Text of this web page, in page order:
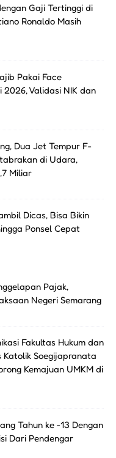
Gaji Tertinggi di
Ronaldo Masih
Pakai Face
2026, Validasi NIK dan
Dua Jet Tempur F-
di Udara,
Miliar
Dicas, Bisa Bikin
Ponsel Cepat
Pajak,
Negeri Semarang
Fakultas Hukum dan
Katolik Soegijapranata
Kemajuan UMKM di
Tahun ke -13 Dengan
Dari Pendengar